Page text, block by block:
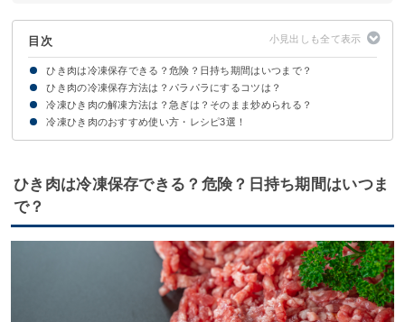
目次
ひき肉は冷凍保存できる？危険？日持ち期間はいつまで？
ひき肉(ミンチ)は冷凍すると2週間〜1ヶ月ほど日持ちする！
鶏ひき肉・豚ひき肉・合い挽き肉の冷凍保存方法や保存期間・日持ちは同じ
ひき肉は食中毒の危険があるので正しく冷凍保存しよう
ひき肉の冷凍保存方法は？パラパラにするコツは？
【小分けにして】ひき肉の冷凍保存方法
【広げてパラパラに】ひき肉の冷凍保存方法
【炒めて・茹でて】ひき肉の冷凍保存方法
【下味をつけて】ひき肉の冷凍保存方法
冷凍ひき肉の解凍方法は？急ぎは？そのまま炒められる？
冷凍ひき肉は冷蔵庫やレンジで解凍しよう
冷凍ひき肉をそのまま炒めて解凍してもOK
解凍後のひき肉の再冷凍は避けよう
冷凍ひき肉のおすすめ使い方・レシピ3選！
①豚ひき肉を使った麻婆豆腐
②合い挽き肉を使ったミートソース
③鶏ひき肉を使ったつくね
ひき肉は冷凍保存できる？危険？日持ち期間はいつま
で？